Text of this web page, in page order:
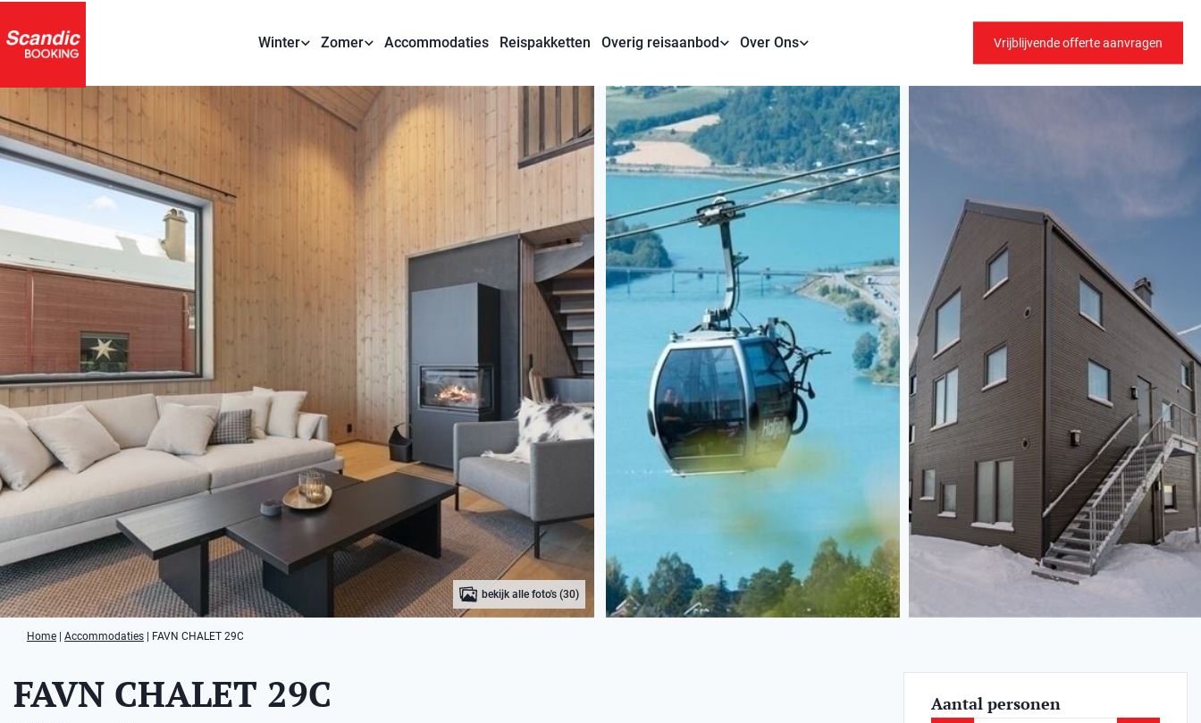
Winter Zomer Accommodaties Reispakketten Overig reisaanbod Over Ons Vrijblijvende offerte aanvragen
bekijk alle foto's (30)
Home Accommodaties FAVN CHALET 29C
FAVN CHALET 29C Aantal personen